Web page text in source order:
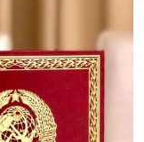
ЭКОНОМИКА